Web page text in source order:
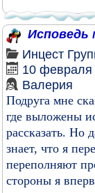
Исповедь
Инцест
10 февраля
Валерия
Подруга мне
где выложены
рассказать. Но
знает, что я
переполняют
стороны я